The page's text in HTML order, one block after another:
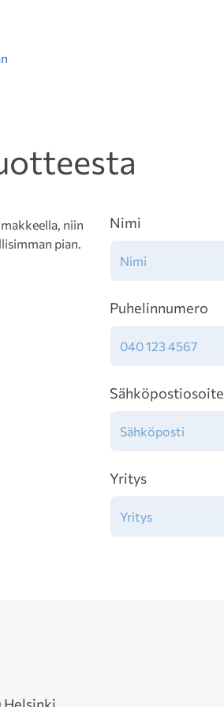
niin
pian.
Nimi
Puhelinnumero
Sähköpostiosoite
Yritys